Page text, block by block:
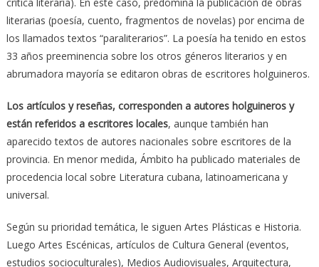
literarias (poesía, cuento, fragmentos de novelas) por encima de
los llamados textos “paraliterarios”. La poesía ha tenido en estos
33 años preeminencia sobre los otros géneros literarios y en
abrumadora mayoría se editaron obras de escritores holguineros.
Los artículos y reseñas, corresponden a autores holguineros y
están referidos a escritores locales, aunque también han
aparecido textos de autores nacionales sobre escritores de la
provincia. En menor medida, Ámbito ha publicado materiales de
procedencia local sobre Literatura cubana, latinoamericana y
universal.
Según su prioridad temática, le siguen Artes Plásticas e Historia.
Luego Artes Escénicas, artículos de Cultura General (eventos,
estudios socioculturales), Medios Audiovisuales, Arquitectura,